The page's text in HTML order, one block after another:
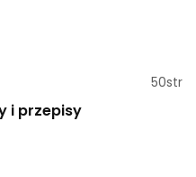
50str
i przepisy